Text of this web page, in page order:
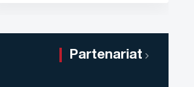
Partenariat